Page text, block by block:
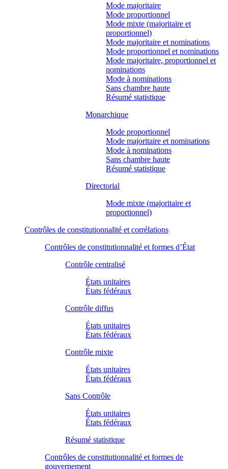
Mode majoritaire
Mode proportionnel
Mode mixte (majoritaire et
proportionnel)
Mode majoritaire et nominations
Mode proportionnel et nominations
Mode majoritaire, proportionnel et
nominations
Mode à nominations
Sans chambre haute
Résumé statistique
Monarchique
Mode proportionnel
Mode majoritaire et nominations
Mode à nominations
Sans chambre haute
Résumé statistique
Directorial
Mode mixte (majoritaire et
proportionnel)
Contrôles de constitutionnalité et corrélations
Contrôles de constitutionnalité et formes d’État
Contrôle centralisé
États unitaires
États fédéraux
Contrôle diffus
États unitaires
États fédéraux
Contrôle mixte
États unitaires
États fédéraux
Sans Contrôle
États unitaires
États fédéraux
Résumé statistique
Contrôles de constitutionnalité et formes de
gouvernement